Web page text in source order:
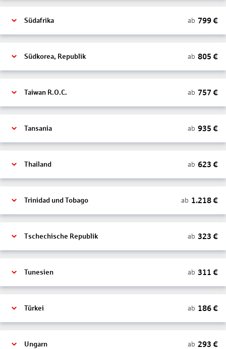
Südafrika ab 799€
Südkorea, Republik ab 805 €
Taiwan R.O.C. ab 757 €
Tansania ab 935 €
Thailand ab 623 €
Trinidad und Tobago ab 1.218€
Tschechische Republik ab 323 €
Tunesien ab 311 €
Türkei ab 186€
Ungarn ab 293 €